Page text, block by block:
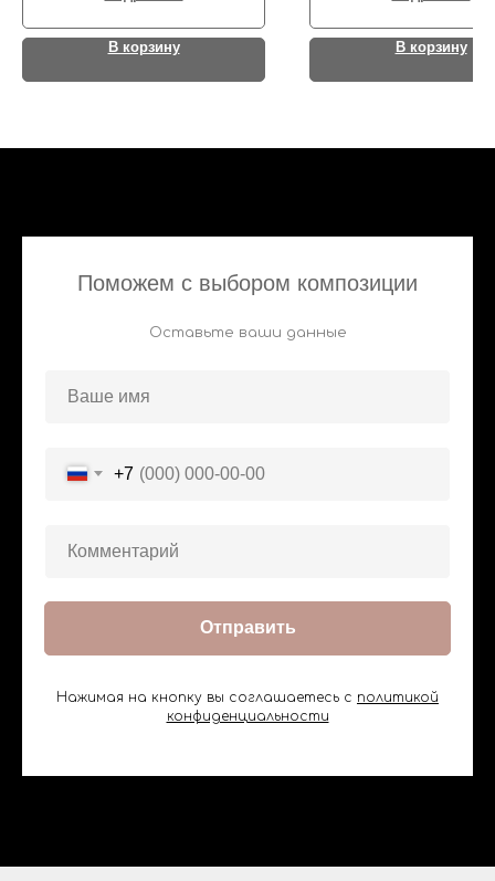
В корзину В корзину
Поможем с выбором композиции
Оставьте ваши данные
+7
Отправить
Нажимая на кнопку вы соглашаетесь с политикой
конфиденциальности